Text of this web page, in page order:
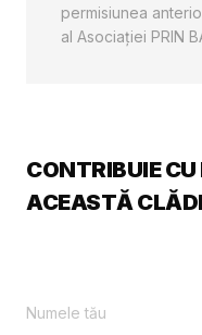
permisiunea
al Asociaţiei PRIN
CONTRIBUIE
ACEASTĂ